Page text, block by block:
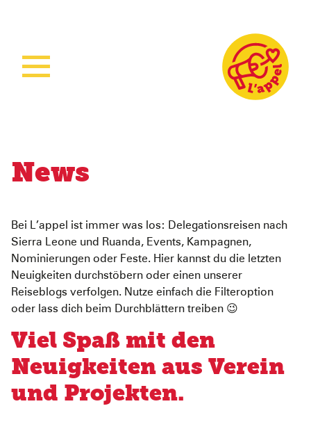
Was wir tun
Wie wir arbeiten
Woman Empowerment
Sichere Geburtshilfe
Ruanda Nursery School Feeding Project
Abgeschlossene Projekte
Über uns
Unser Team
Mitmachen
Jahresbericht
Partnerschaften
Spenden
News
Bei L’appel ist immer was los: Delegationsreisen nach
Sierra Leone und Ruanda, Events, Kampagnen,
Nominierungen oder Feste. Hier kannst du die letzten
Neuigkeiten durchstöbern oder einen unserer
Reiseblogs verfolgen. Nutze einfach die Filteroption
oder lass dich beim Durchblättern treiben 😉
Viel Spaß mit den
Neuigkeiten aus Verein
und Projekten.